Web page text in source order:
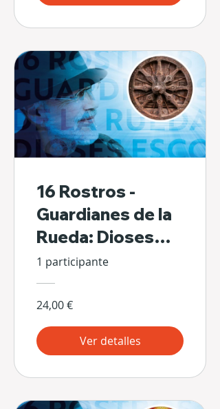
16 Rostros -
Guardianes de la
Rueda: Dioses
Escondidos de Sí
Mismos
1 participante
24,00 €
Ver detalles